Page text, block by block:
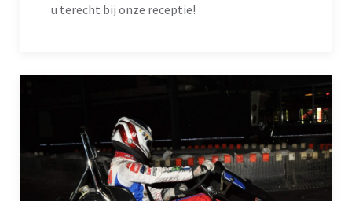
u terecht bij onze receptie!